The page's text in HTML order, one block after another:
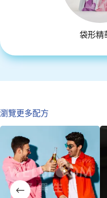
袋形精
瀏覽更多配方